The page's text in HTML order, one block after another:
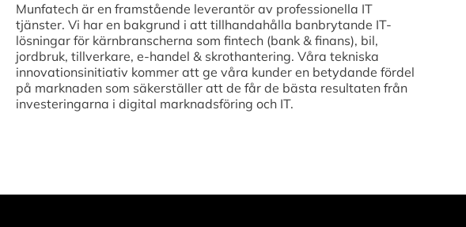
Munfatech är en framstående leverantör av professionella IT
tjänster. Vi har en bakgrund i att tillhandahålla banbrytande IT-
lösningar för kärnbranscherna som fintech (bank & finans), bil,
jordbruk, tillverkare, e-handel & skrothantering. Våra tekniska
innovationsinitiativ kommer att ge våra kunder en betydande fördel
på marknaden som säkerställer att de får de bästa resultaten från
investeringarna i digital marknadsföring och IT.